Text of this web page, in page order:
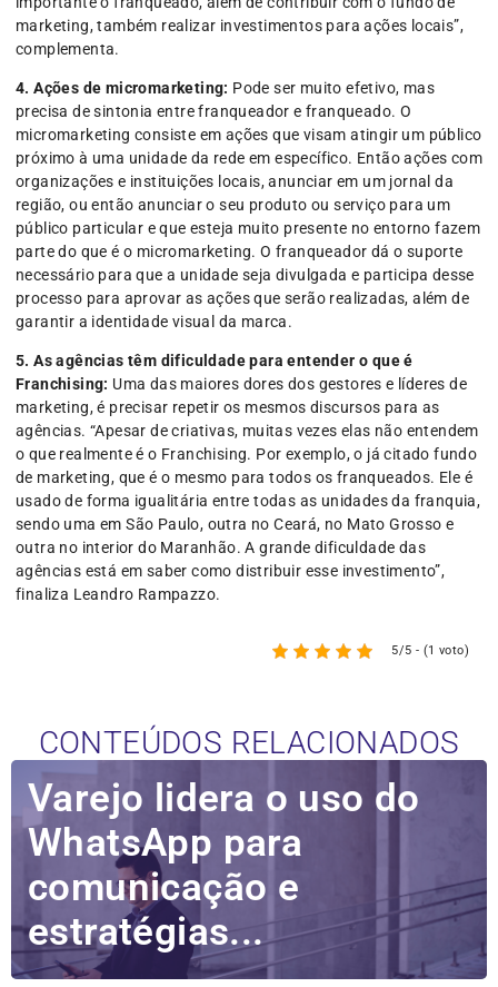
marketing, também realizar investimentos para ações locais”,
complementa.
4. Ações de micromarketing: Pode ser muito efetivo, mas
precisa de sintonia entre franqueador e franqueado. O
micromarketing consiste em ações que visam atingir um público
próximo à uma unidade da rede em específico. Então ações com
organizações e instituições locais, anunciar em um jornal da
região, ou então anunciar o seu produto ou serviço para um
público particular e que esteja muito presente no entorno fazem
parte do que é o micromarketing. O franqueador dá o suporte
necessário para que a unidade seja divulgada e participa desse
processo para aprovar as ações que serão realizadas, além de
garantir a identidade visual da marca.
5. As agências têm dificuldade para entender o que é
Franchising: Uma das maiores dores dos gestores e líderes de
marketing, é precisar repetir os mesmos discursos para as
agências. “Apesar de criativas, muitas vezes elas não entendem
o que realmente é o Franchising. Por exemplo, o já citado fundo
de marketing, que é o mesmo para todos os franqueados. Ele é
usado de forma igualitária entre todas as unidades da franquia,
sendo uma em São Paulo, outra no Ceará, no Mato Grosso e
outra no interior do Maranhão. A grande dificuldade das
agências está em saber como distribuir esse investimento”,
finaliza Leandro Rampazzo.
5/5 - (1 voto)
CONTEÚDOS RELACIONADOS
Varejo lidera o uso do
WhatsApp para
comunicação e
estratégias...